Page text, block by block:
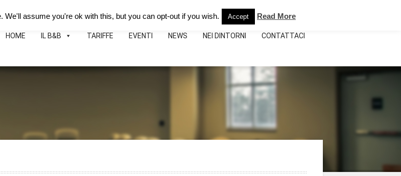
info@bebhoteicatania.it
HOME IL B&B TARIFFE EVENTI NEWS NEI DINTORNI CONTATTACI
assume you're ok with this, but you can opt-out if you wish. Accept Read More